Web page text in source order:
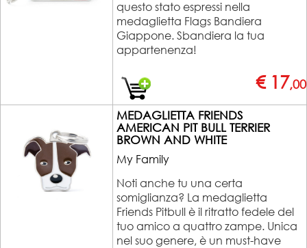
questo stato espressi nella
medaglietta Flags Bandiera
Giappone. Sbandiera la tua
appartenenza!
€ 17,00
MEDAGLIETTA FRIENDS
AMERICAN PIT BULL TERRIER
BROWN AND WHITE
My Family
Noti anche tu una certa
somiglianza? La medaglietta
Friends Pitbull è il ritratto fedele del
tuo amico a quattro zampe. Unica
nel suo genere, è un must-have